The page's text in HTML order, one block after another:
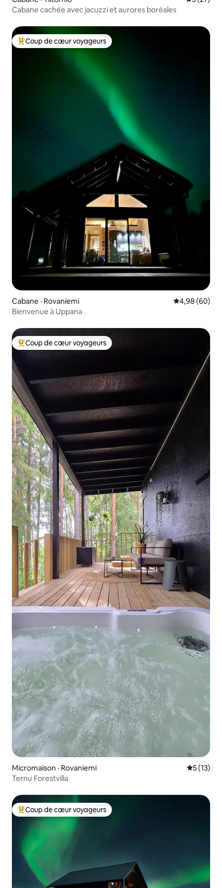
Cabane cachée avec jacuzzi et aurores boréales
Coup de cœur voyageurs parmi les plus aimés
Coup de cœur voyageurs
Cabane · Rovaniemi Note
4,98 (60)
Bienvenue à Uppana
Coup de cœur voyageurs parmi les plus aimés
Coup de cœur voyageurs
Micromaison · Rovaniemi Note
5 (13)
Ternu Forestvilla
Coup de cœur voyageurs parmi les plus aimés
Coup de cœur voyageurs